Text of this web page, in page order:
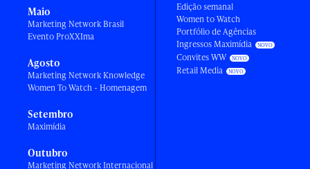
Maio
Marketing Network Brasil
Evento ProXXIma
Agosto
Marketing Network Knowledge
Women To Watch - Homenagem
Setembro
Maximídia
Outubro
Marketing Network Internacional
Edição semanal
Women to Watch
Portfólio de Agências
Ingressos Maximídia
Convites WW
Retail Media